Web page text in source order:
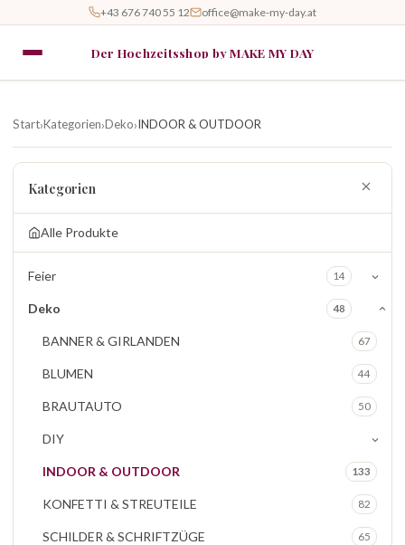
+43 676 740 55 12 office@make-my-day.at
Der Hochzeitsshop by MAKE MY DAY
Start›Kategorien›Deko›INDOOR & OUTDOOR
Kategorien
Alle Produkte
Feier 14
Deko 48
BANNER & GIRLANDEN 67
BLUMEN 44
BRAUTAUTO 50
DIY
INDOOR & OUTDOOR 133
KONFETTI & STREUTEILE 82
SCHILDER & SCHRIFTZÜGE 65